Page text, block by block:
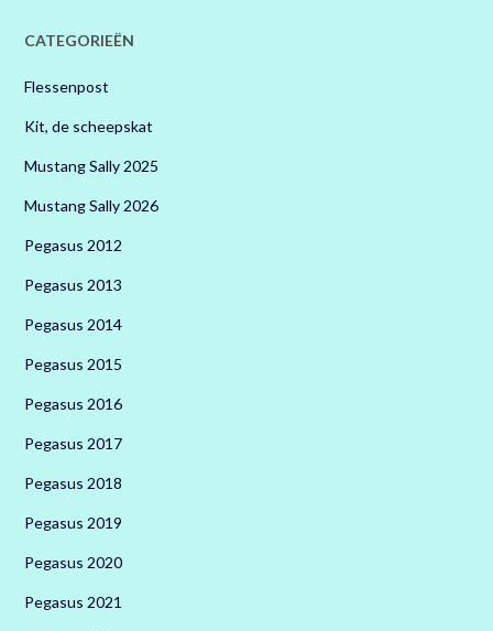
CATEGORIEËN
Flessenpost
Kit, de scheepskat
Mustang Sally 2025
Mustang Sally 2026
Pegasus 2012
Pegasus 2013
Pegasus 2014
Pegasus 2015
Pegasus 2016
Pegasus 2017
Pegasus 2018
Pegasus 2019
Pegasus 2020
Pegasus 2021